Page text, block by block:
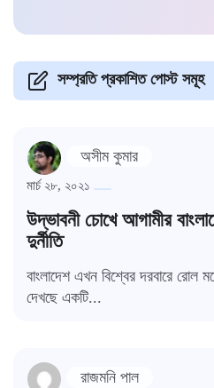
সম্প্রতি প্রকাশিত পোস্ট সমূহ
অসীম কুমার
মার্চ ২৮, ২০২১
উদ্ভাবনী চোখে আগামীর
দুর্নীতি
বাংলাদেশ এখন বিশ্বের দরবারে রোল
দেখছে একটি...
রাজমনি পাল